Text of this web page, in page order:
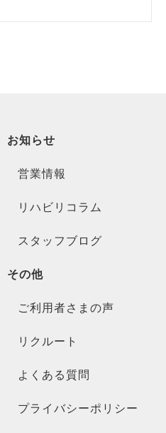
お知らせ
営業情報
リハビリコラム
スタッフブログ
その他
ご利用者さまの声
リクルート
よくある質問
プライバシーポリシー